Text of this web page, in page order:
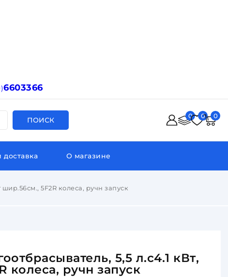
6603366
ПОИСК 0 0 0
доставка О магазине
5F2R колеса, ручн запуск
5,5 л.с4.1 кВт,
колеса, ручн запуск